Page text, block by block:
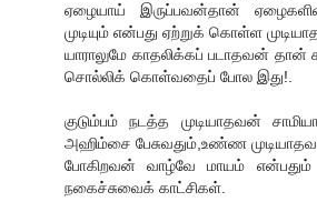
ஏழையாய் இருப்பவன்தான் ஏழைகளின்
முடியும் என்பது ஏற்றுக் கொள்ள
யாராலுமே காதலிக்கப் படாதவன் தான்
சொல்லிக் கொள்வதைப் போல இது!.
குடும்பம் நடத்த முடியாதவன்
அஹிம்சை பேசுவதும்,உண்ண
போகிறவன் வாழ்வே மாயம் என்பதும்
நகைச்சுவைக் காட்சிகள்.